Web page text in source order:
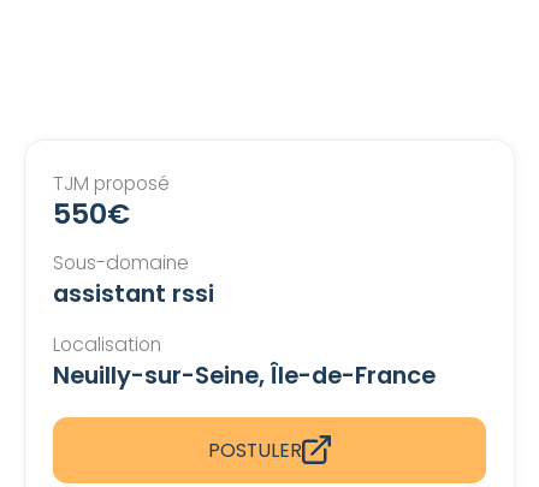
TJM proposé
550€
Sous-domaine
assistant rssi
Localisation
Neuilly-sur-Seine, Île-de-France
POSTULER